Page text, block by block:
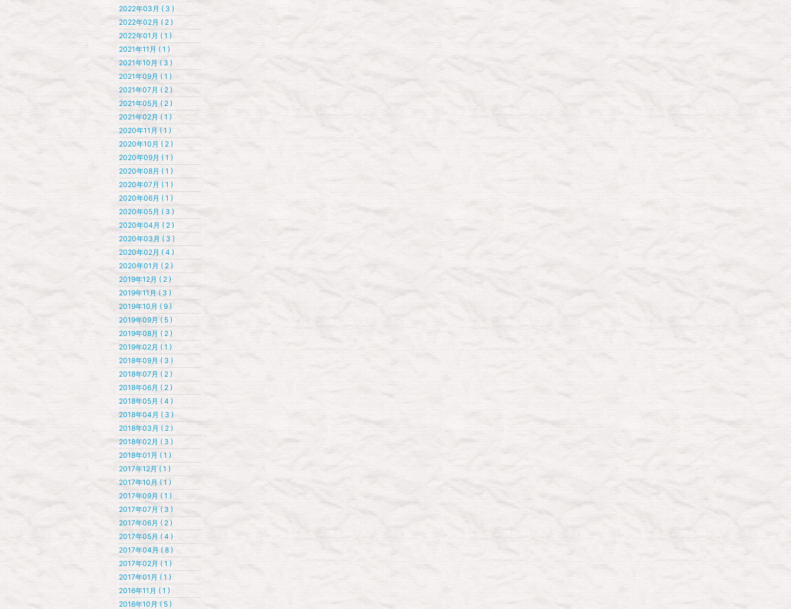
2022年03月 ( 3 )
2022年02月 ( 2 )
2022年01月 ( 1 )
2021年11月 ( 1 )
2021年10月 ( 3 )
2021年09月 ( 1 )
2021年07月 ( 2 )
2021年05月 ( 2 )
2021年02月 ( 1 )
2020年11月 ( 1 )
2020年10月 ( 2 )
2020年09月 ( 1 )
2020年08月 ( 1 )
2020年07月 ( 1 )
2020年06月 ( 1 )
2020年05月 ( 3 )
2020年04月 ( 2 )
2020年03月 ( 3 )
2020年02月 ( 4 )
2020年01月 ( 2 )
2019年12月 ( 2 )
2019年11月 ( 3 )
2019年10月 ( 9 )
2019年09月 ( 5 )
2019年08月 ( 2 )
2019年02月 ( 1 )
2018年09月 ( 3 )
2018年07月 ( 2 )
2018年06月 ( 2 )
2018年05月 ( 4 )
2018年04月 ( 3 )
2018年03月 ( 2 )
2018年02月 ( 3 )
2018年01月 ( 1 )
2017年12月 ( 1 )
2017年10月 ( 1 )
2017年09月 ( 1 )
2017年07月 ( 3 )
2017年06月 ( 2 )
2017年05月 ( 4 )
2017年04月 ( 8 )
2017年02月 ( 1 )
2017年01月 ( 1 )
2016年11月 ( 1 )
2016年10月 ( 5 )